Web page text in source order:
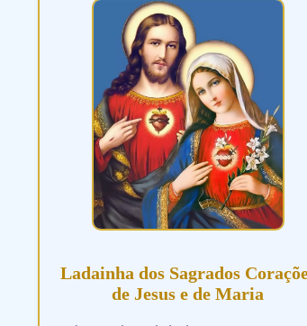
Ladainha dos Sagrados
de Jesus e de Maria